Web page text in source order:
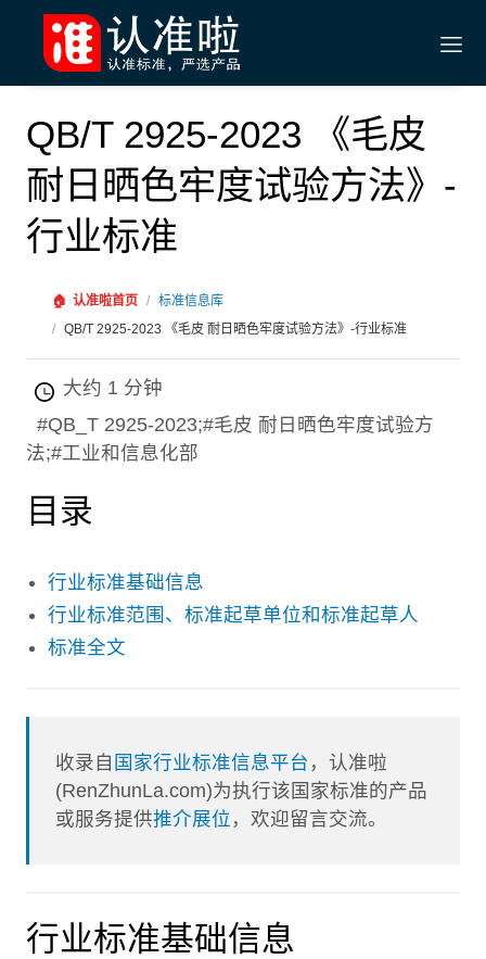
QB/T 2925-2023 《毛皮
耐日晒色牢度试验方法》-
行业标准
🏠 认准啦首页 / 标准信息库
/ QB/T 2925-2023 《毛皮 耐日晒色牢度试验方法》-行业标准
大约 1 分钟
#QB_T 2925-2023;#毛皮 耐日晒色牢度试验方
法;#工业和信息化部
目录
行业标准基础信息
行业标准范围、标准起草单位和标准起草人
标准全文
收录自 国家行业标准信息平台 ，认准啦
(RenZhunLa.com)为执行该国家标准的产品
或服务提供推介展位 ，欢迎留言交流。
行业标准基础信息